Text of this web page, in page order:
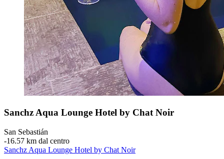
Sanchz Aqua Lounge Hotel by Chat Noir
San Sebastián
‐16.57 km dal centro
Sanchz Aqua Lounge Hotel by Chat Noir